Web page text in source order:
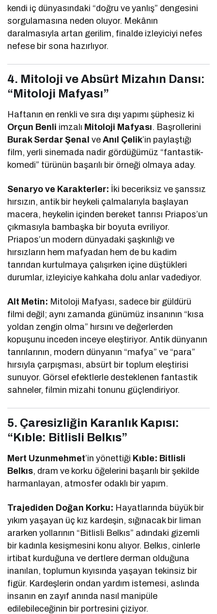
kendi iç dünyasındaki “doğru ve yanlış” dengesini
sorgulamasına neden oluyor. Mekânın
daralmasıyla artan gerilim, finalde izleyiciyi nefes
nefese bir sona hazırlıyor.
4. Mitoloji ve Absürt Mizahın Dansı:
“Mitoloji Mafyası”
Haftanın en renkli ve sıra dışı yapımı şüphesiz ki
Orçun Benli imzalı Mitoloji Mafyası. Başrollerini
Burak Serdar Şenal veAnıl Çelik’in paylaştığı
film, yerli sinemada nadir gördüğümüz “fantastik-
komedi” türünün başarılı bir örneği olmaya aday.
Senaryo ve Karakterler: İki beceriksiz ve şanssız
hırsızın, antik bir heykeli çalmalarıyla başlayan
macera, heykelin içinden bereket tanrısı Priapos’un
çıkmasıyla bambaşka bir boyuta evriliyor.
Priapos’un modern dünyadaki şaşkınlığı ve
hırsızların hem mafyadan hem de bu kadim
tanrıdan kurtulmaya çalışırken içine düştükleri
durumlar, izleyiciye kahkaha dolu anlar vadediyor.
Alt Metin: Mitoloji Mafyası, sadece bir güldürü
filmi değil; aynı zamanda günümüz insanının “kısa
yoldan zengin olma” hırsını ve değerlerden
kopuşunu inceden inceye eleştiriyor. Antik dünyanın
tanrılarının, modern dünyanın “mafya” ve “para”
hırsıyla çarpışması, absürt bir toplum eleştirisi
sunuyor. Görsel efektlerle desteklenen fantastik
sahneler, filmin mizahi tonunu güçlendiriyor.
5. Çaresizliğin Karanlık Kapısı:
“Kıble: Bitlisli Belkıs”
Mert Uzunmehmet’in yönettiği Kıble: Bitlisli
Belkıs, dram ve korku öğelerini başarılı bir şekilde
harmanlayan, atmosfer odaklı bir yapım.
Trajediden Doğan Korku: Hayatlarında büyük bir
yıkım yaşayan üç kız kardeşin, sığınacak bir liman
ararken yollarının “Bitlisli Belkıs” adındaki gizemli
bir kadınla kesişmesini konu alıyor. Belkıs, cinlerle
irtibat kurduğuna ve dertlere derman olduğuna
inanılan, toplumun kıyısında yaşayan tekinsiz bir
figür. Kardeşlerin ondan yardım istemesi, aslında
insanın en zayıf anında nasıl manipüle
edilebileceğinin bir portresini çiziyor.